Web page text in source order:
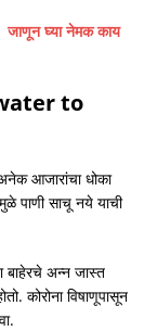
जाणून घ्या नेमक काय
to
आजारांचा धोका
पाणी साचू नये याची
बाहेरचे अन्न जास्त
कोरोना विषाणूपासून